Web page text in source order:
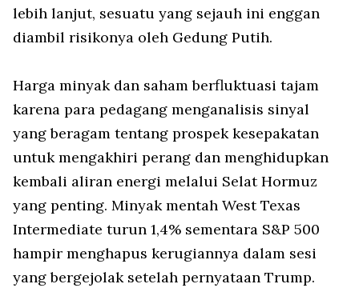
lebih lanjut, sesuatu yang sejauh ini enggan
diambil risikonya oleh Gedung Putih.
Harga minyak dan saham berfluktuasi tajam
karena para pedagang menganalisis sinyal
yang beragam tentang prospek kesepakatan
untuk mengakhiri perang dan menghidupkan
kembali aliran energi melalui Selat Hormuz
yang penting. Minyak mentah West Texas
Intermediate turun 1,4% sementara S&P 500
hampir menghapus kerugiannya dalam sesi
yang bergejolak setelah pernyataan Trump.